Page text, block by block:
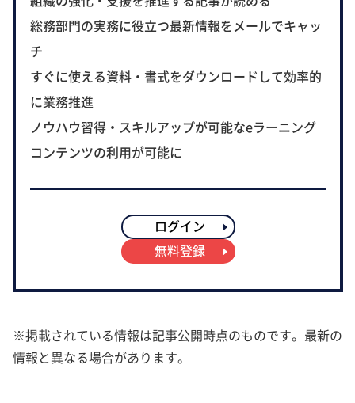
総務部門の実務に役立つ最新情報をメールでキャッ
チ
すぐに使える資料・書式をダウンロードして効率的
に業務推進
ノウハウ習得・スキルアップが可能なeラーニング
コンテンツの利用が可能に
ログイン
無料登録
※掲載されている情報は記事公開時点のものです。最新の
情報と異なる場合があります。